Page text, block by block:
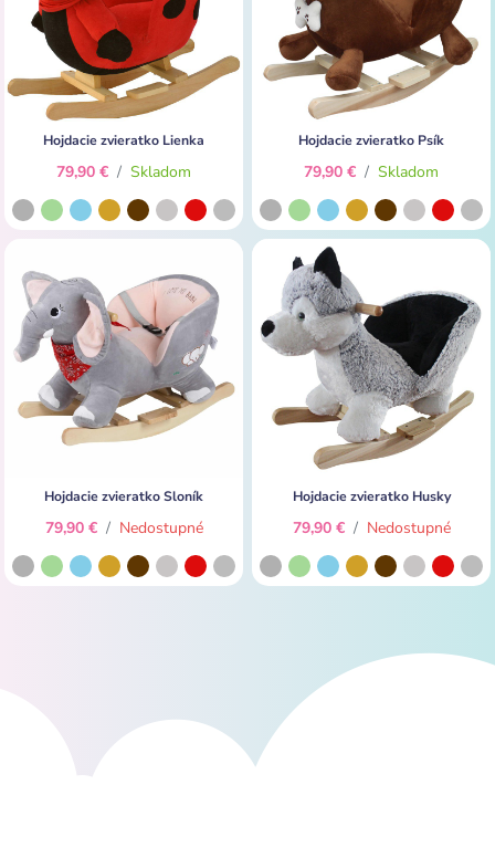
Hojdacie zvieratko Lienka
79,90 € / Skladom
Hojdacie zvieratko Psík
79,90 € / Skladom
Hojdacie zvieratko Sloník
79,90 € / Nedostupné
Hojdacie zvieratko Husky
79,90 € / Nedostupné